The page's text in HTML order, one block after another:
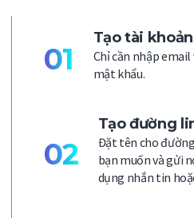
01
Tạo tài khoản
Chỉ cần nhập
mật khẩu.
02
Tạo đường
Đặt tên cho
bạn muốn và gửi
dụng nhắn tin